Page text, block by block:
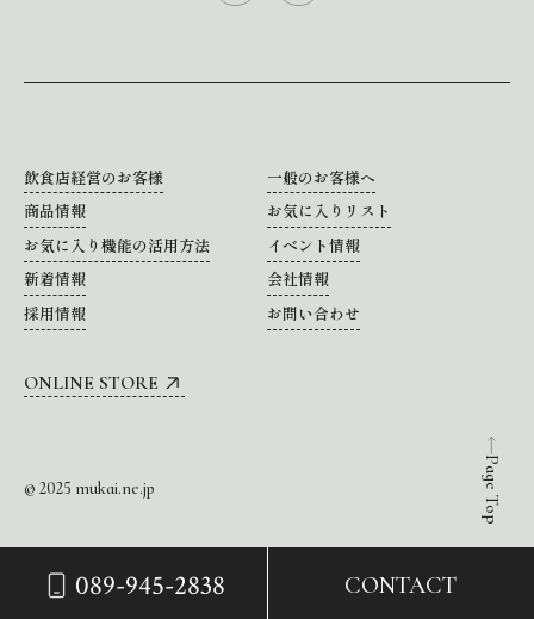
089-945-2838 CONTACT
Page Top
飲食店経営のお客様
一般のお客様へ
商品情報
お気に入りリスト
お気に入り機能の活用方法
イベント情報
新着情報
会社情報
採用情報
お問い合わせ
ONLINE STORE
© 2025 mukai.ne.jp